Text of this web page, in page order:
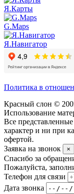
Я.Карты
G.Maps
Я.Навигатор
Политика в
Красный слон ©
Использование
Все
характер и ни при
офертой.
Заявка на звонок
×
Спасибо за
Пожалуйста,
Телефон для связи
Дата звонка